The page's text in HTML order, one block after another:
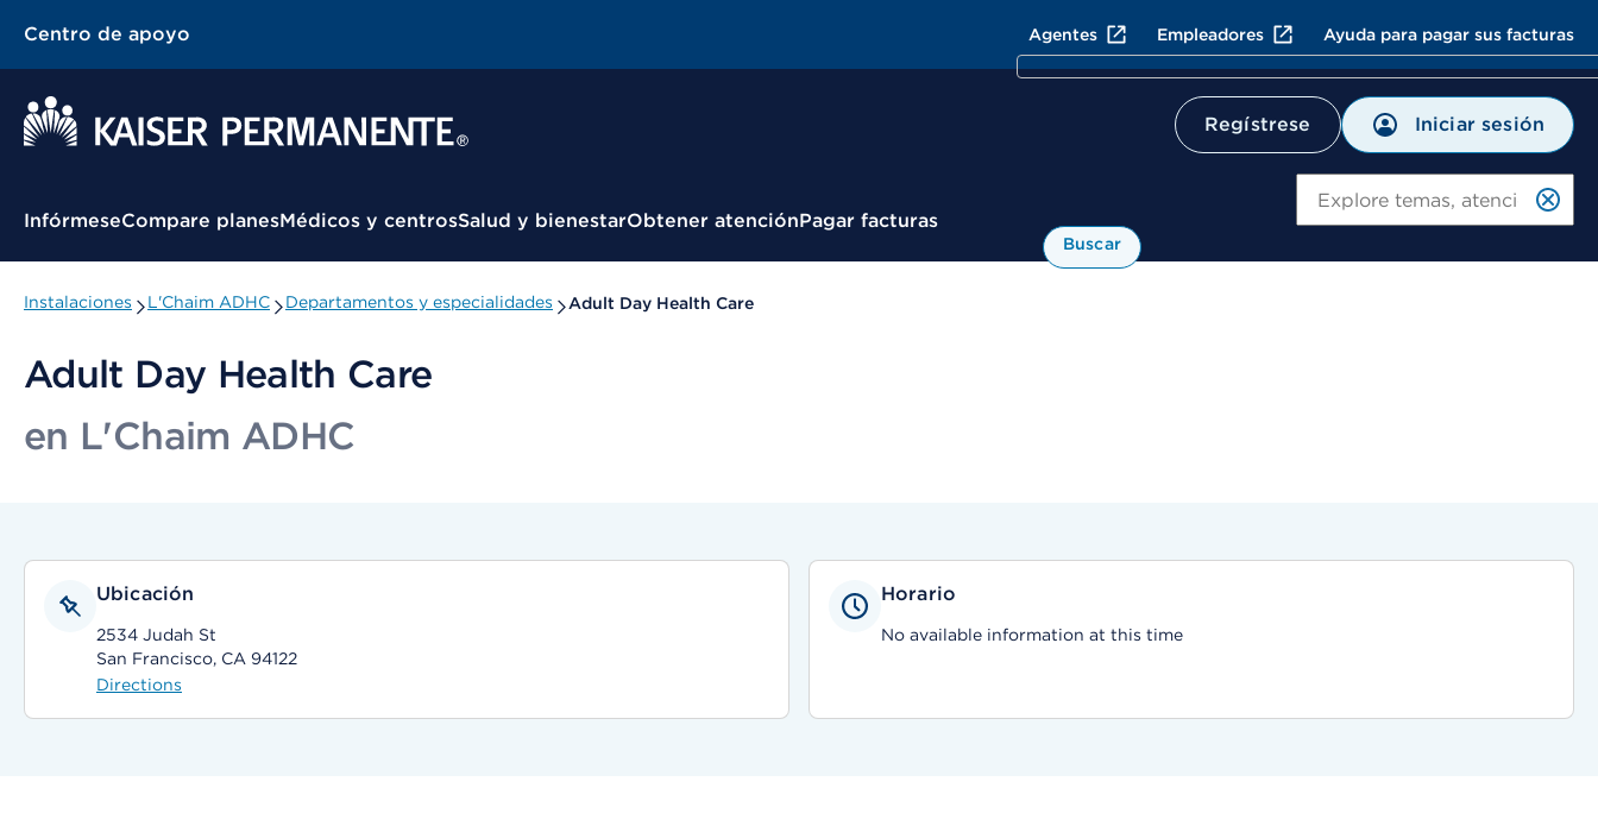
Centro de apoyo Agentes Empleadores Ayuda para pagar sus facturas
Regístrese Iniciar sesión
Menú contextual
InfórmeseCompare planesMédicos y centrosSalud y bienestarObtener atenciónPagar facturas
Buscar
Instalaciones L'Chaim ADHC Departamentos y especialidades Adult Day Health Care
Adult Day Health Care
en L'Chaim ADHC
Ubicación
2534 Judah St
San Francisco, CA 94122
Directions
Horario
No available information at this time